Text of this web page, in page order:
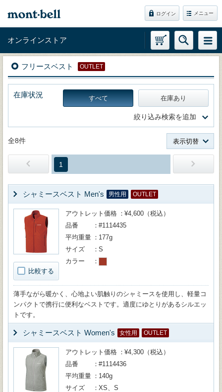
ログイン メニュー
オンラインストア
フリースベスト OUTLET
在庫状況 すべて 在庫あり
絞り込み検索を追加
全8件 表示切替
1
シャミースベスト Men's 男性用 OUTLET
比較する
アウトレット価格
¥4,600（税込）
品番
#1114435
平均重量
177g
サイズ
S
カラー
薄手ながら暖かく、心地よい肌触りのシャミースを使用し、軽量コ
ンパクトで携行に便利なベストです。適度にゆとりがあるシルエッ
トです。
シャミースベスト Women's 女性用 OUTLET
アウトレット価格
¥4,300（税込）
品番
#1114436
平均重量
140g
サイズ
XS、S